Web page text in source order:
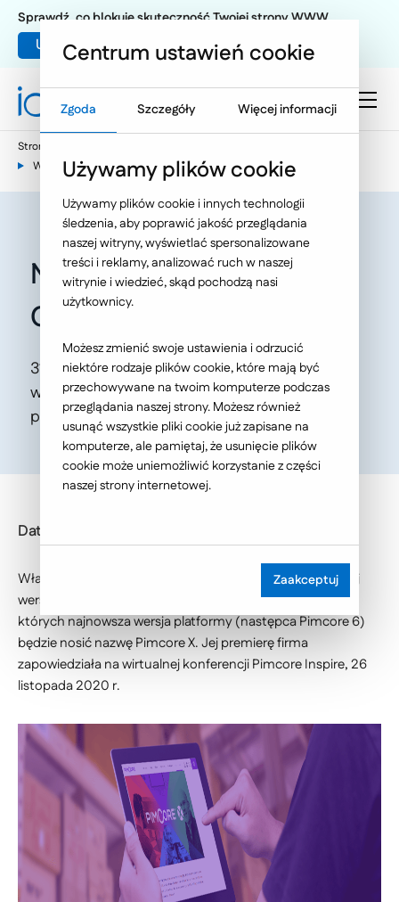
Umów warsztat UX
Sprawdź, co blokuje skuteczność Twojej strony WWW
Strona główna
Wiedza e-commerce - nasze publikacje
Nadchodzi Pimcore X...
Czym nas zaskoczy?
31 marca br., światło dzienne ujrzy najnowsza
wersja platformy Pimcore. Czego możemy się
po niej spodziewać?
Data publikacji: 2021-02-17
Właśnie minęło 10 lat od wypuszczenia na rynek pierwszej
wersji beta platformy Pimcore. To jeden z powodów, dla
których najnowsza wersja platformy (następca Pimcore 6)
będzie nosić nazwę Pimcore X. Jej premierę firma
zapowiedziała na wirtualnej konferencji Pimcore Inspire, 26
listopada 2020 r.
Centrum ustawień cookie
Zgoda Szczegóły Więcej informacji
Używamy plików cookie
Używamy plików cookie i innych technologii
śledzenia, aby poprawić jakość przeglądania
naszej witryny, wyświetlać spersonalizowane
treści i reklamy, analizować ruch w naszej
witrynie i wiedzieć, skąd pochodzą nasi
użytkownicy.
Możesz zmienić swoje ustawienia i odrzucić
niektóre rodzaje plików cookie, które mają być
przechowywane na twoim komputerze podczas
przeglądania naszej strony. Możesz również
usunąć wszystkie pliki cookie już zapisane na
komputerze, ale pamiętaj, że usunięcie plików
cookie może uniemożliwić korzystanie z części
naszej strony internetowej.
Zaakceptuj